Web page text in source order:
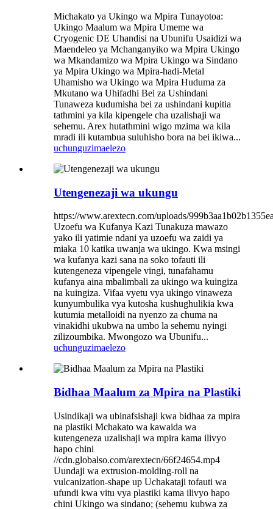
Michakato ya Ukingo wa Mpira Tunayotoa:
Ukingo Maalum wa Mpira Umeme wa
Cryogenic DE Uhandisi na Ubunifu Usaidizi wa
Maendeleo ya Mchanganyiko wa Mpira Ukingo
wa Mkandamizo wa Mpira Ukingo wa Sindano
ya Mpira Ukingo wa Mpira-hadi-Metal
Uhamisho wa Ukingo wa Mpira Huduma za
Mkutano wa Uhifadhi Bei za Ushindani
Tunaweza kudumisha bei za ushindani kupitia
tathmini ya kila kipengele cha uzalishaji wa
sehemu. Arex hutathmini wigo mzima wa kila
mradi ili kutambua suluhisho bora na bei ikiwa...
uchunguzimaelezo
Utengenezaji wa ukungu
https://www.arextecn.com/uploads/
Uzoefu wa Kufanya Kazi Tunakuza mawazo
yako ili yatimie ndani ya uzoefu wa zaidi ya
miaka 10 katika uwanja wa ukingo. Kwa msingi
wa kufanya kazi sana na soko tofauti ili
kutengeneza vipengele vingi, tunafahamu
kufanya aina mbalimbali za ukingo wa kuingiza
na kuingiza. Vifaa vyetu vya ukingo vinaweza
kunyumbulika vya kutosha kushughulikia kwa
kutumia metalloidi na nyenzo za chuma na
vinakidhi ukubwa na umbo la sehemu nyingi
zilizoumbika. Mwongozo wa Ubunifu...
uchunguzimaelezo
Bidhaa Maalum za Mpira na Plastiki
Usindikaji wa ubinafsishaji kwa bidhaa za mpira
na plastiki Mchakato wa kawaida wa
kutengeneza uzalishaji wa mpira kama ilivyo
hapo chini
//cdn.globalso.com/arextecn/66f24654.mp4
Uundaji wa extrusion-molding-roll na
vulcanization-shape up Uchakataji tofauti wa
ufundi kwa vitu vya plastiki kama ilivyo hapo
chini Ukingo wa sindano; (sehemu kubwa za